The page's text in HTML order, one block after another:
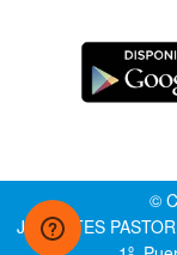
©
JUGUETES